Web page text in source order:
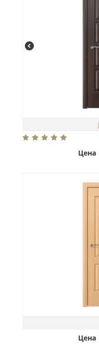
Цена
Цена